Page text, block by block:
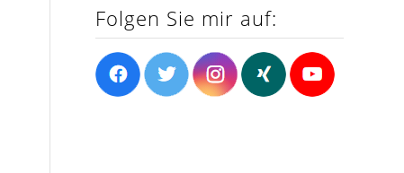
Folgen Sie mir auf: